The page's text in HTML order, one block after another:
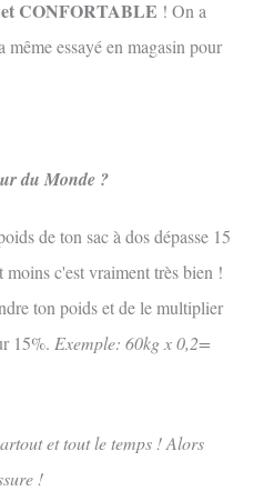
CONFORTABLE ! On a
essayé en magasin pour
du Monde ?
de ton sac à dos dépasse 15
c'est vraiment très bien !
ton poids et de le multiplier
15%. Exemple: 60kg x 0,2=
et tout le temps ! Alors
!